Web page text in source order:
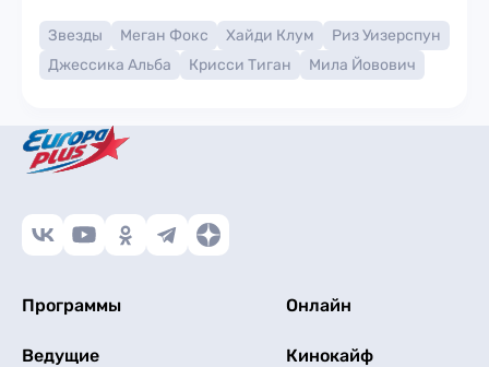
Звезды Меган Фокс Хайди Клум
Риз Уизерспун
Джессика Альба
Крисси Тиган Мила Йовович
Программы Онлайн
Ведущие Кинокайф